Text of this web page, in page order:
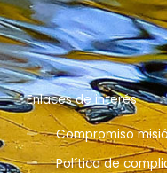
Enlaces de interés
Compromiso
Política de